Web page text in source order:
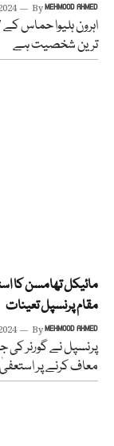
ByMEHMOOD AHMED
ترین شخصیت ہے
مائیکل تھامسن کا
مقام پرنسپل تعینات
ByMEHMOOD AHMED
پرنسپل نے گورنر
معاف کرنے پر استعفیٰ